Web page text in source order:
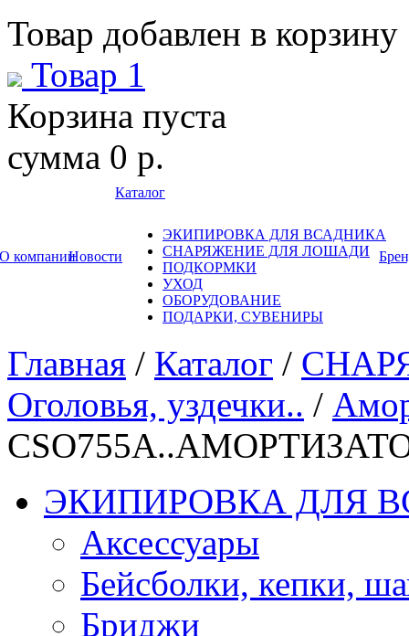
Товар добавлен в корзину
Товар 1
Корзина пуста
сумма 0 р.
О компанииНовости
Каталог
ЭКИПИРОВКА ДЛЯ ВСАДНИКА
СНАРЯЖЕНИЕ ДЛЯ ЛОШАДИ
ПОДКОРМКИ
УХОД
ОБОРУДОВАНИЕ
ПОДАРКИ, СУВЕНИРЫ
Главная / Каталог /
Оголовья, уздечки.. /
ЭКИПИРОВКА ДЛЯ
Аксессуары
Бейсболки, кепки,
Бриджи